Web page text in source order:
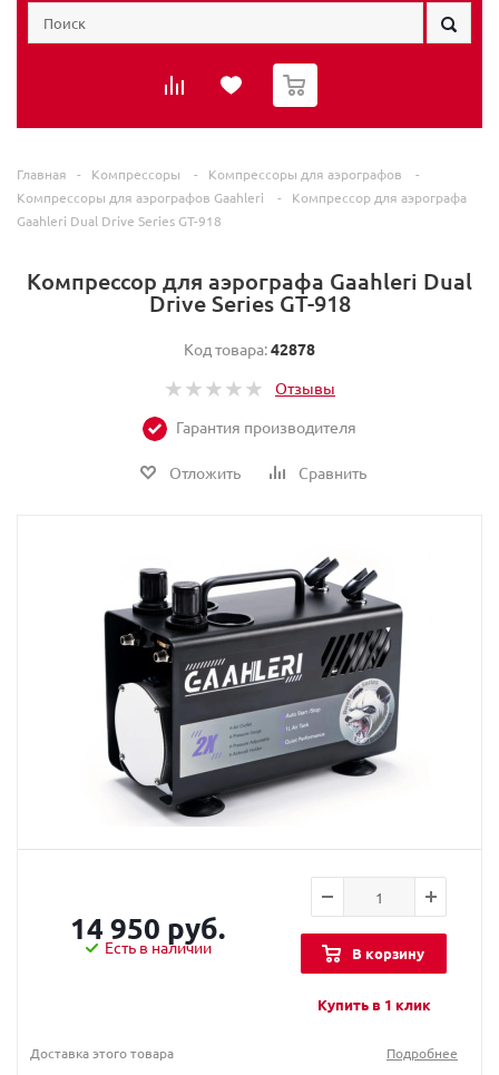
0
Главная - Компрессоры - Компрессоры для аэрографов
-
Компрессоры для аэрографов Gaahleri
-
Компрессор для аэрографа
Gaahleri Dual Drive Series GT-918
Компрессор для аэрографа Gaahleri Dual
Drive Series GT-918
Код товара:42878
Отзывы
Гарантия производителя
Отложить Сравнить
14 950 руб.
Есть в наличии В корзину
Купить в 1 клик
Доставка этого товара
Подробнее